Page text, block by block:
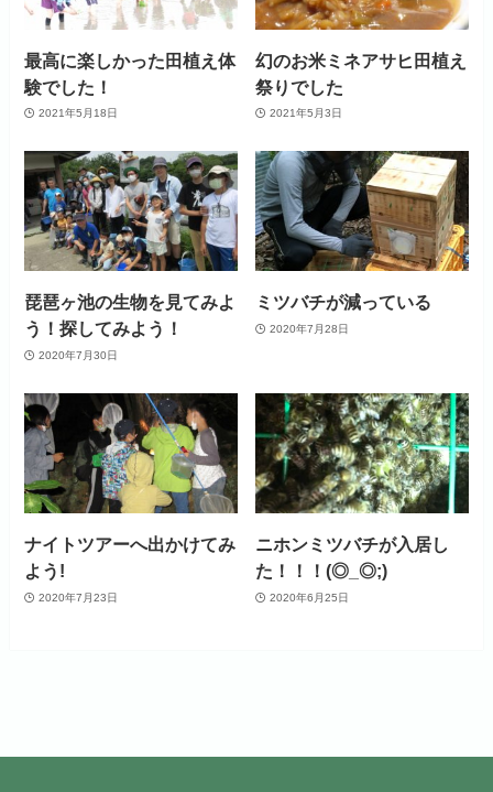
最高に楽しかった田植え体
験でした！
2021年5月18日
幻のお米ミネアサヒ田植え
祭りでした
2021年5月3日
琵琶ヶ池の生物を見てみよ
う！探してみよう！
2020年7月30日
ミツバチが減っている
2020年7月28日
ナイトツアーへ出かけてみ
よう!
2020年7月23日
ニホンミツバチが入居し
た！！！(◎_◎;)
2020年6月25日